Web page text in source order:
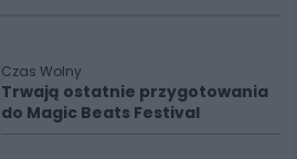
Czas Wolny
Trwają ostatnie przygotowania
do Magic Beats Festival